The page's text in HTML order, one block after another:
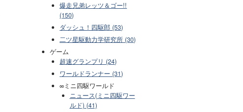
爆走兄弟レッツ＆ゴー!!
(150)
ダッシュ！四駆郎 (53)
二ツ星駆動力学研究所 (30)
ゲーム
超速グランプリ (24)
ワールドランナー (31)
∞ミニ四駆ワールド
ニュース(ミニ四駆ワー
ルド) (41)